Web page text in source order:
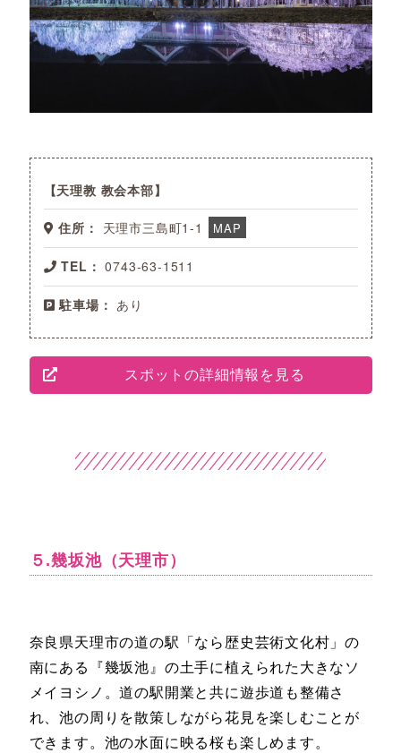
天理教 教会本部
住所： 天理市三島町1-1 MAP
TEL： 0743-63-1511
駐車場： あり
スポットの詳細情報を見る
５.幾坂池（天理市）
奈良県天理市の道の駅「なら歴史芸術文化村」の
南にある『幾坂池』の土手に植えられた大きなソ
メイヨシノ。道の駅開業と共に遊歩道も整備さ
れ、池の周りを散策しながら花見を楽しむことが
できます。池の水面に映る桜も楽しめます。